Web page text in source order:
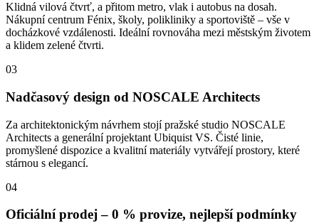
Klidná vilová čtvrť, a přitom metro, vlak i autobus na dosah.
Nákupní centrum Fénix, školy, polikliniky a sportoviště – vše v
docházkové vzdálenosti. Ideální rovnováha mezi městským životem
a klidem zelené čtvrti.
03
Nadčasový design od NOSCALE Architects
Za architektonickým návrhem stojí pražské studio NOSCALE
Architects a generální projektant Ubiquist VS. Čisté linie,
promyšlené dispozice a kvalitní materiály vytvářejí prostory, které
stárnou s elegancí.
04
Oficiální prodej – 0 % provize, nejlepší podmínky